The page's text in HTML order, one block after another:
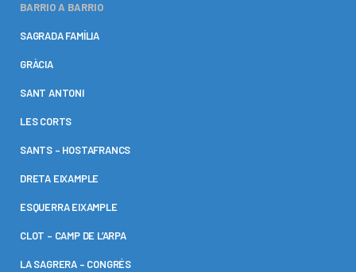
BARRIO A BARRIO
SAGRADA FAMÍLIA
GRÀCIA
SANT ANTONI
LES CORTS
SANTS – HOSTAFRANCS
DRETA EIXAMPLE
ESQUERRA EIXAMPLE
CLOT – CAMP DE L’ARPA
LA SAGRERA – CONGRÉS